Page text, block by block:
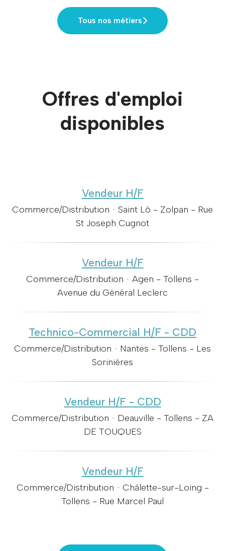
Tous nos métiers
Offres d'emploi
disponibles
Vendeur H/F
Commerce/Distribution · Saint Lô - Zolpan - Rue
St Joseph Cugnot
Vendeur H/F
Commerce/Distribution · Agen - Tollens -
Avenue du Général Leclerc
Technico-Commercial H/F - CDD
Commerce/Distribution · Nantes - Tollens - Les
Sorinières
Vendeur H/F - CDD
Commerce/Distribution · Deauville - Tollens - ZA
DE TOUQUES
Vendeur H/F
Commerce/Distribution · Châlette-sur-Loing -
Tollens - Rue Marcel Paul